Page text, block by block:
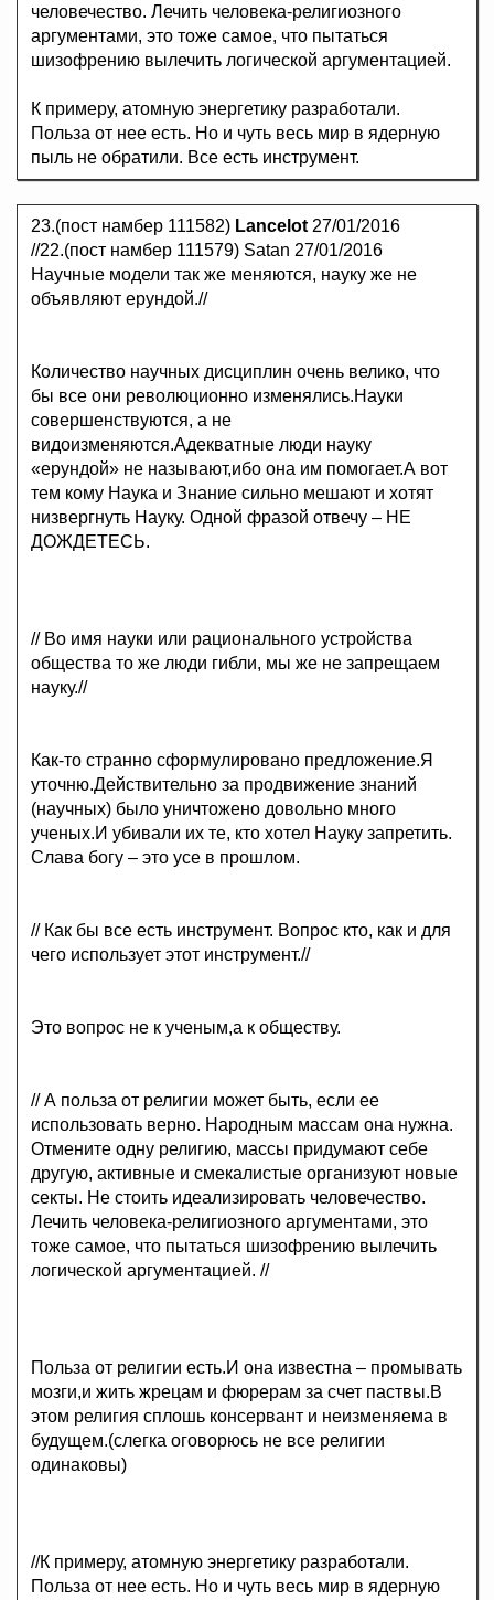
человечество. Лечить человека-религиозного
аргументами, это тоже самое, что пытаться
шизофрению вылечить логической аргументацией.
К примеру, атомную энергетику разработали.
Польза от нее есть. Но и чуть весь мир в ядерную
пыль не обратили. Все есть инструмент.
23.(пост намбер 111582) Lancelot 27/01/2016
//22.(пост намбер 111579) Satan 27/01/2016
Научные модели так же меняются, науку же не
объявляют ерундой.//
Количество научных дисциплин очень велико, что
бы все они революционно изменялись.Науки
совершенствуются, а не
видоизменяются.Адекватные люди науку
«ерундой» не называют,ибо она им помогает.А вот
тем кому Наука и Знание сильно мешают и хотят
низвергнуть Науку. Одной фразой отвечу – НЕ
ДОЖДЕТЕСЬ.
// Во имя науки или рационального устройства
общества то же люди гибли, мы же не запрещаем
науку.//
Как-то странно сформулировано предложение.Я
уточню.Действительно за продвижение знаний
(научных) было уничтожено довольно много
ученых.И убивали их те, кто хотел Науку запретить.
Слава богу – это усе в прошлом.
// Как бы все есть инструмент. Вопрос кто, как и для
чего использует этот инструмент.//
Это вопрос не к ученым,а к обществу.
// А польза от религии может быть, если ее
использовать верно. Народным массам она нужна.
Отмените одну религию, массы придумают себе
другую, активные и смекалистые организуют новые
секты. Не стоить идеализировать человечество.
Лечить человека-религиозного аргументами, это
тоже самое, что пытаться шизофрению вылечить
логической аргументацией. //
Польза от религии есть.И она известна – промывать
мозги,и жить жрецам и фюрерам за счет паствы.В
этом религия сплошь консервант и неизменяема в
будущем.(слегка оговорюсь не все религии
одинаковы)
//К примеру, атомную энергетику разработали.
Польза от нее есть. Но и чуть весь мир в ядерную